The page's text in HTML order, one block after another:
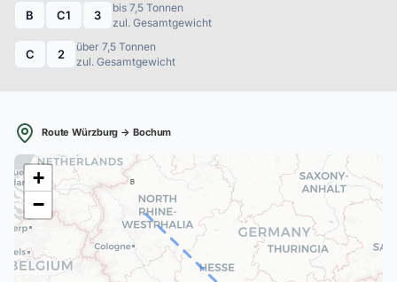
B C1 3
bis 7,5 Tonnen
zul. Gesamtgewicht
C 2
über 7,5 Tonnen
zul. Gesamtgewicht
Route Würzburg → Bochum
B
+
−